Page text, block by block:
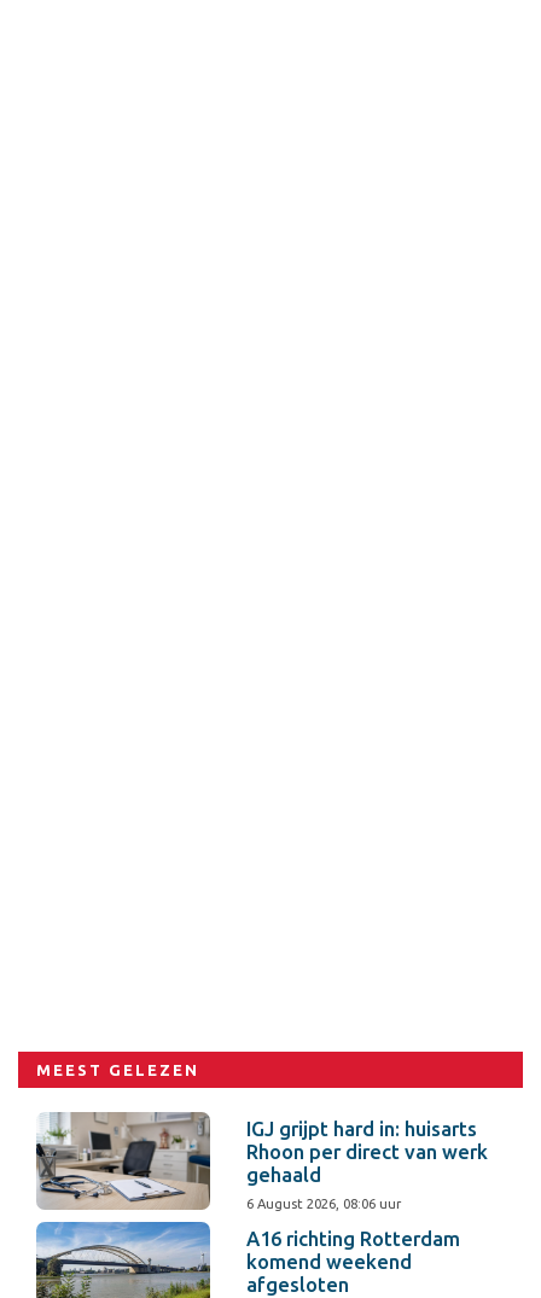
MEEST GELEZEN
IGJ grijpt hard in: huisarts
Rhoon per direct van werk
gehaald
6 August 2026, 08:06 uur
A16 richting Rotterdam
komend weekend
afgesloten